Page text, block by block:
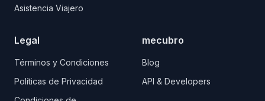
Asistencia Viajero
Legal
Términos y Condiciones
Políticas de Privacidad
mecubro
Blog
API & Developers